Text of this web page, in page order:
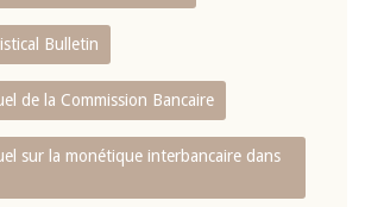
Bulletin
de la Commission Bancaire
sur la monétique interbancaire dans